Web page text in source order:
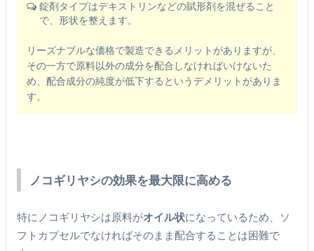
錠剤タイプはデキストリンなどの賦形剤を混ぜること
で、形状を整えます。
リーズナブルな価格で製造できるメリットがありますが、
その一方で原料以外の成分を配合しなければいけないた
め、配合成分の純度が低下するというデメリットがありま
す。
ノコギリヤシの効果を最大限に高める
特にノコギリヤシは原料がオイル状になっているため、ソ
フトカプセルでなければそのまま配合することは困難で